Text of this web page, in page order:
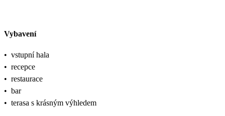
Vybavení
• vstupní hala
• recepce
• restaurace
• bar
• terasa s krásným výhledem